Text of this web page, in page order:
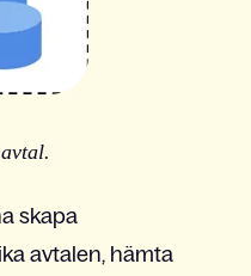
skapa
avtalen, hämta